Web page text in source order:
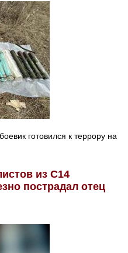
готовился к террору на
из C14
пострадал отец